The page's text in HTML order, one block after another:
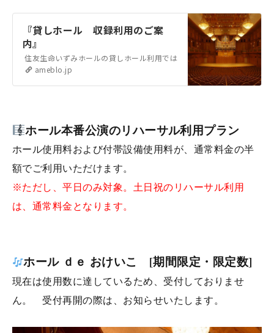
『貸しホール 収録利用のご案
内』
住友生命いずみホールの貸しホール利用では、公演開催以外に 収録利
ameblo.jp
ホール本番公演のリハーサル利用プラン
ホール使用料および付帯設備使用料が、通常料金の半
額でご利用いただけます。
※ただし、平日のみ対象。土日祝のリハーサル利用
は、通常料金となります。
ホール ｄｅ おけいこ [期間限定・限定数]
現在は使用数に達しているため、受付しておりませ
ん。 受付再開の際は、お知らせいたします。